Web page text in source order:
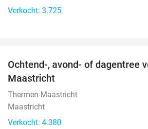
Verkocht: 3.725
Ochtend-, avond- of dagentree
Maastricht
Thermen Maastricht
Maastricht
Verkocht: 4.380